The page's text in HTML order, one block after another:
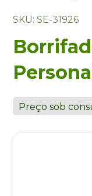
SKU: SE-31926
Preço sob
+55
Eu